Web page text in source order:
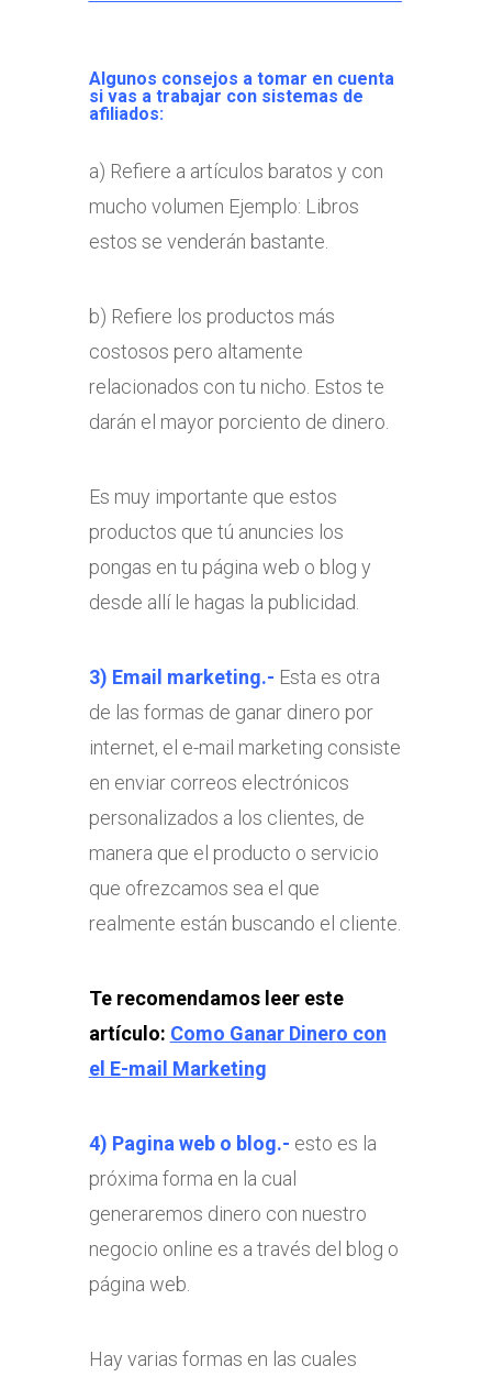
Algunos consejos a tomar en cuenta
si vas a trabajar con sistemas de
afiliados:
a) Refiere a artículos baratos y con
mucho volumen Ejemplo: Libros
estos se venderán bastante.
b) Refiere los productos más
costosos pero altamente
relacionados con tu nicho. Estos te
darán el mayor porciento de dinero.
Es muy importante que estos
productos que tú anuncies los
pongas en tu página web o blog y
desde allí le hagas la publicidad.
3) Email marketing.- Esta es otra
de las formas de ganar dinero por
internet, el e-mail marketing consiste
en enviar correos electrónicos
personalizados a los clientes, de
manera que el producto o servicio
que ofrezcamos sea el que
realmente están buscando el cliente.
Te recomendamos leer este
artículo: Como Ganar Dinero con
el E-mail Marketing
4) Pagina web o blog.- esto es la
próxima forma en la cual
generaremos dinero con nuestro
negocio online es a través del blog o
página web.
Hay varias formas en las cuales